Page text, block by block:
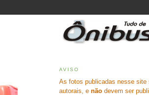
AVISO
As fotos publicadas nesse site
autorais, e não devem ser